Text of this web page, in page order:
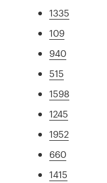
1335
109
940
515
1598
1245
1952
660
1415